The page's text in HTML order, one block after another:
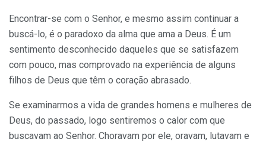
Encontrar-se com o Senhor, e mesmo assim continuar a
buscá-lo, é o paradoxo da alma que ama a Deus. É um
sentimento desconhecido daqueles que se satisfazem
com pouco, mas comprovado na experiência de alguns
filhos de Deus que têm o coração abrasado.
Se examinarmos a vida de grandes homens e mulheres de
Deus, do passado, logo sentiremos o calor com que
buscavam ao Senhor. Choravam por ele, oravam, lutavam e